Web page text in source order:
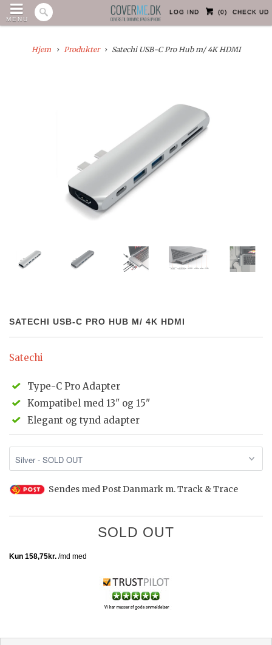
MENU
LOG IND (0) CHECK UD
Hjem Produkter Satechi USB-C Pro Hub m/ 4K HDMI
SATECHI USB-C PRO HUB M/ 4K HDMI
Satechi
Type-C Pro Adapter
Kompatibel med 13" og 15"
Elegant og tynd adapter
Sendes med Post Danmark m. Track & Trace
SOLD OUT